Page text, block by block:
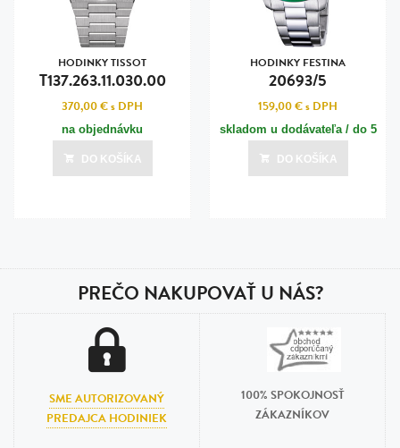
HODINKY TISSOT
T137.263.11.030.00
370,00 €s DPH
na objednávku
DO KOŠÍKA
HODINKY FESTINA
20693/5
159,00 €s DPH
skladom u dodávateľa / do 5
Posledná aktualizácia dnes o 22:00
DO KOŠÍKA
PREČO NAKUPOVAŤ U NÁS?
SME AUTORIZOVANÝ
PREDAJCA HODINIEK
100% SPOKOJNOSŤ
ZÁKAZNÍKOV